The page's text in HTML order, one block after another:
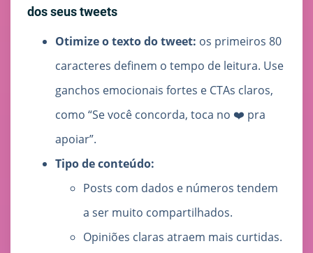
dos seus tweets
Otimize o texto do tweet: os primeiros 80
caracteres definem o tempo de leitura. Use
ganchos emocionais fortes e CTAs claros,
como “Se você concorda, toca no ❤️ pra
apoiar”.
Tipo de conteúdo:
Posts com dados e números tendem
a ser muito compartilhados.
Opiniões claras atraem mais curtidas.